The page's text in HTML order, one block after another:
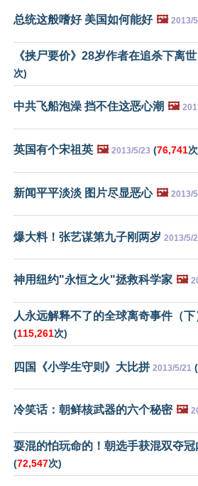
总统这般嗜好 美国如何能好 🖼️ 2013/
《挟尸要价》28岁作者在追杀下离世
次)
中共飞船泡澡 挡不住这恶心潮 🖼️
英国有个宋祖英 🖼️ 2013/5/23 (76,741
新闻平平淡淡 图片尽显恶心 🖼️ 2013/
爆大料！张艺谋第九子刚两岁 2013/5/
神用纽约"永恒之火"拯救科学家 🖼️
人永远解释不了的全球离奇事件（下
(115,261次)
四国《小学生守则》大比拼 2013/5/21 (
冷笑话：朝鲜核武器的六个秘密 🖼️
耍混的怕玩命的！朝选手获混双夺冠
(72,547次)